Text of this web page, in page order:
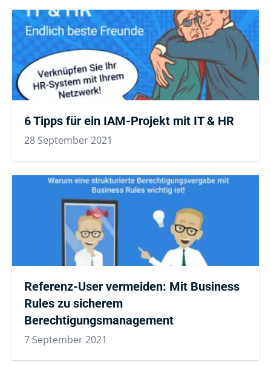
6 Tipps für ein IAM-Projekt mit IT & HR
28 September 2021
Referenz-User vermeiden: Mit Business
Rules zu sicherem
Berechtigungsmanagement
7 September 2021